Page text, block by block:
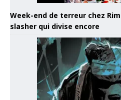
Week-end de terreur chez
slasher qui divise encore